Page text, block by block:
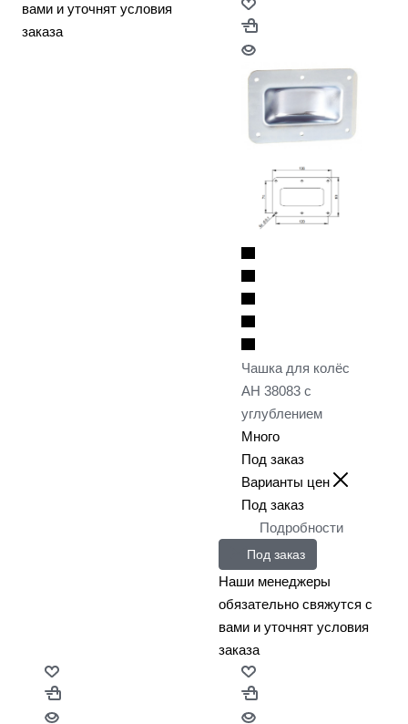
вами и уточнят условия
заказа
Чашка для колёс
AH 38083 с
углублением
Много
Под заказ
Варианты цен
Под заказ
Подробности
Под заказ
Наши менеджеры
обязательно свяжутся с
вами и уточнят условия
заказа